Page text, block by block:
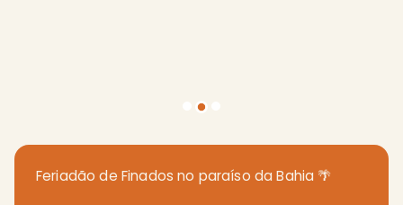
Feriadão de Finados no paraíso da Bahia 🌴